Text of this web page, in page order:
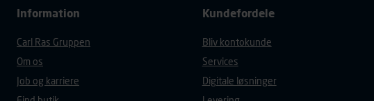
Information
Carl Ras Gruppen
Om os
Job og karriere
Kundefordele
Bliv kontokunde
Services
Digitale løsninger